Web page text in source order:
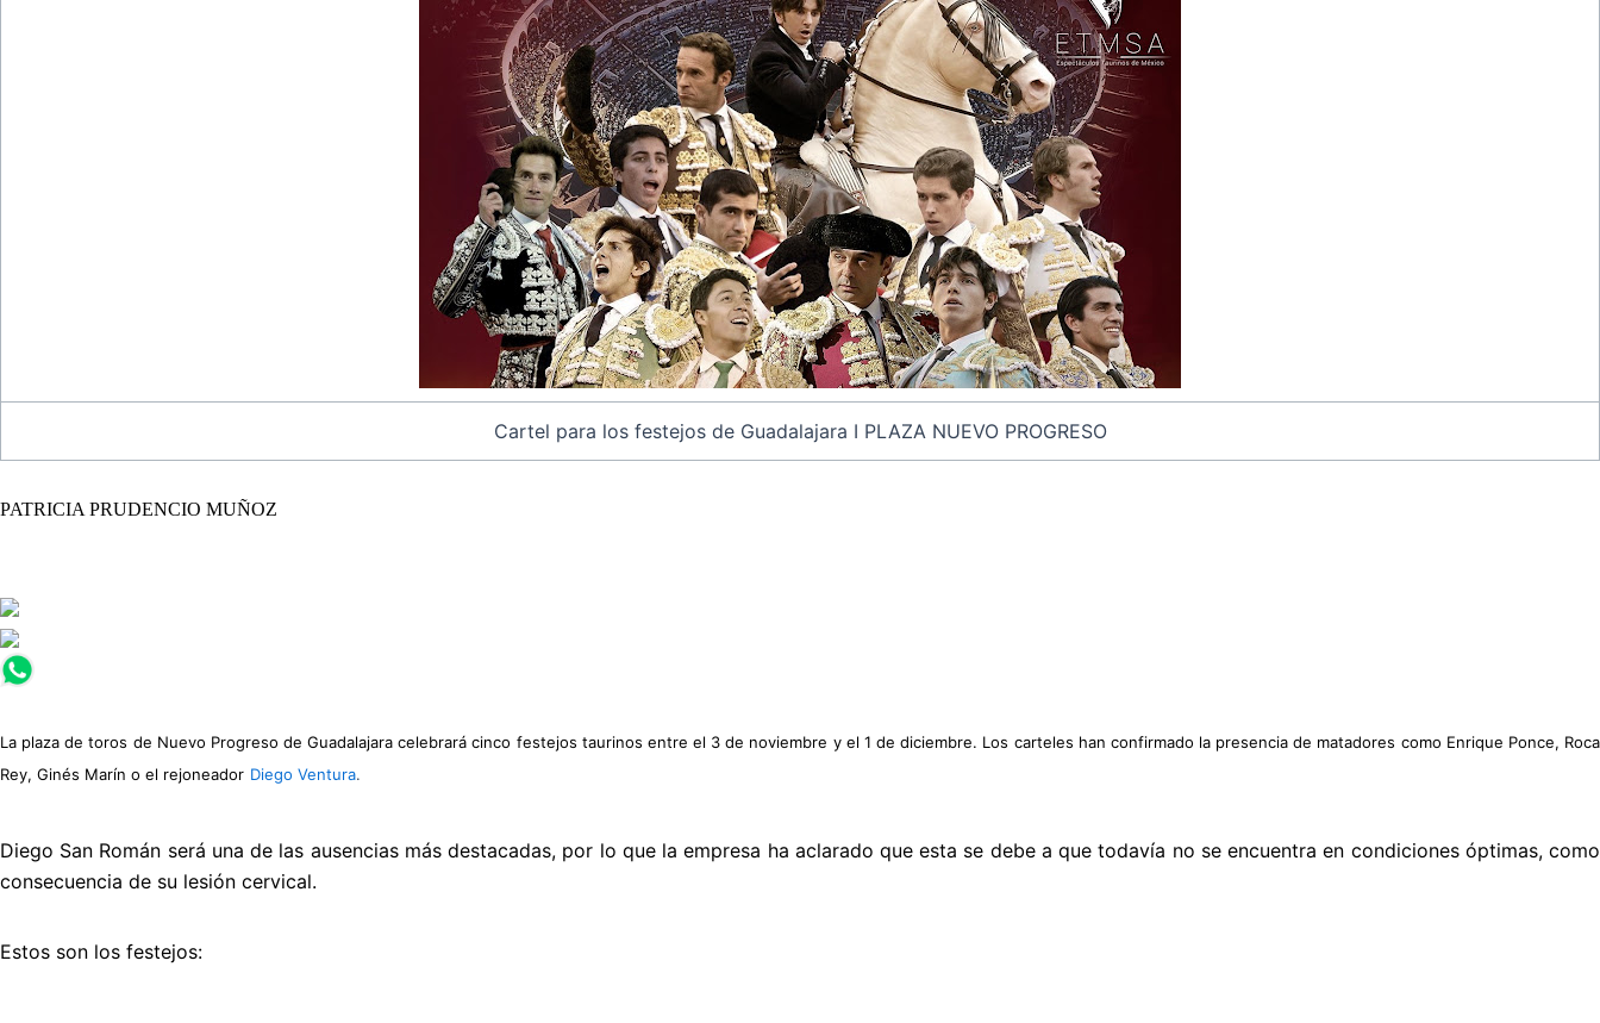
Cartel para los festejos de Guadalajara I PLAZA NUEVO PROGRESO
PATRICIA PRUDENCIO MUÑOZ
La plaza de toros de Nuevo Progreso de Guadalajara celebrará cinco festejos taurinos entre el 3 de noviembre y el 1 de diciembre. Los carteles han confirmado la presencia de matadores como Enrique Ponce, Roca
Rey, Ginés Marín o el rejoneador Diego Ventura.
Diego San Román será una de las ausencias más destacadas, por lo que la empresa ha aclarado que esta se debe a que todavía no se encuentra en condiciones óptimas, como
consecuencia de su lesión cervical.
Estos son los festejos: